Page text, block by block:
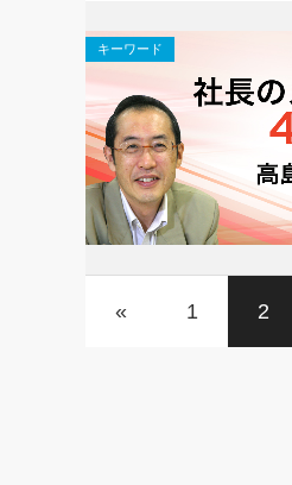
キーワード
« 1 2